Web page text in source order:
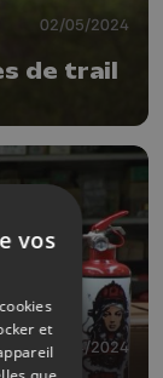
02/05/2024
de trail
25/04/2024
vos
et